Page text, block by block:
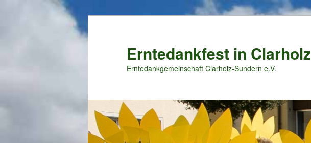
Erntedankfest in Clarholz
Erntedankgemeinschaft Clarholz-Sundern e.V.